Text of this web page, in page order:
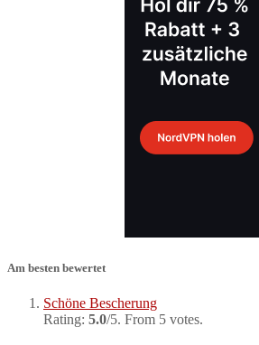
Am besten bewertet
Schöne Bescherung
Rating: 5.0/5. From 5 votes.